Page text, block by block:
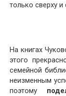
только сверху и
На книгах
этого
семейной
неизменным
поэтому